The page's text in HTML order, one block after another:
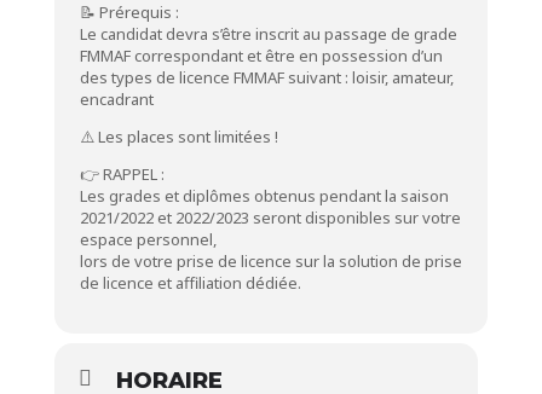
📝 Prérequis :
Le candidat devra s’être inscrit au passage de grade
FMMAF correspondant et être en possession d’un
des types de licence FMMAF suivant : loisir, amateur,
encadrant
⚠️ Les places sont limitées !
👉 RAPPEL :
Les grades et diplômes obtenus pendant la saison
2021/2022 et 2022/2023 seront disponibles sur votre
espace personnel,
lors de votre prise de licence sur la solution de prise
de licence et affiliation dédiée.
HORAIRE